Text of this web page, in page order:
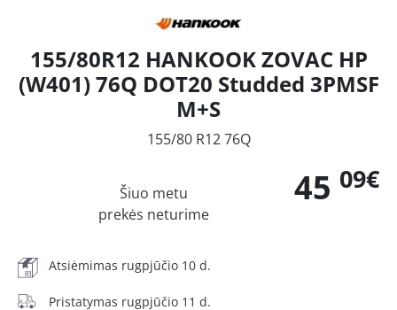
155/80R12 HANKOOK ZOVAC HP
(W401) 76Q DOT20 Studded 3PMSF
M+S
155/80 R12 76Q
45 09€
Šiuo metu
prekės neturime
Atsiėmimas rugpjūčio 10 d.
Pristatymas rugpjūčio 11 d.